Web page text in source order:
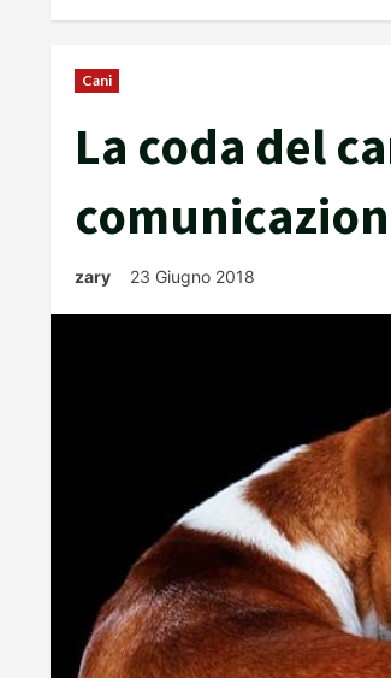
Cani
La coda del
zary 23 Giugno 2018